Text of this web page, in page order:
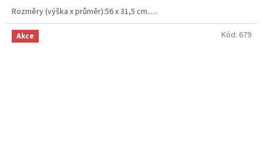
Rozměry (výška x průměr):56 x 31,5 cm......
Akce Kód: 679